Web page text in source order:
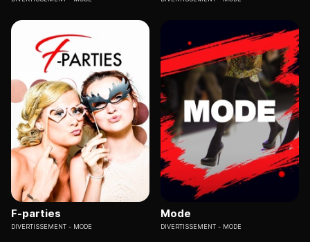
F-parties
DIVERTISSEMENT MODE
Mode
DIVERTISSEMENT MODE